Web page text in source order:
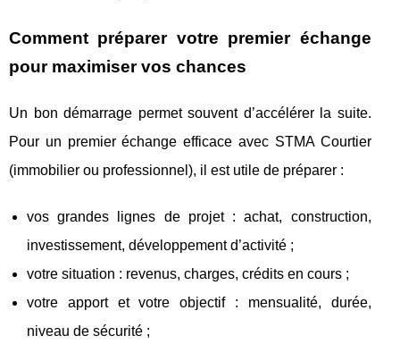
Comment préparer votre premier échange
pour maximiser vos chances
Un bon démarrage permet souvent d’accélérer la suite.
Pour un premier échange efficace avec STMA Courtier
(immobilier ou professionnel), il est utile de préparer :
vos grandes lignes de projet : achat, construction,
investissement, développement d’activité ;
votre situation : revenus, charges, crédits en cours ;
votre apport et votre objectif : mensualité, durée,
niveau de sécurité ;